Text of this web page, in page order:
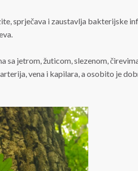
sprječava i zaustavlja bakterijske
sa jetrom, žuticom, slezenom,
vena i kapilara, a osobito je